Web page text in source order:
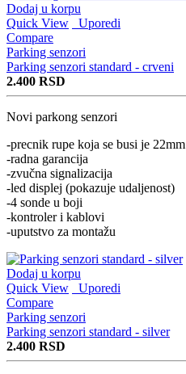
Dodaj u korpu
Quick View
Uporedi
Compare
Parking senzori
Parking senzori standard - crveni
2.400 RSD
Novi parkong senzori
-precnik rupe koja se busi je 22mm
-radna garancija
-zvučna signalizacija
-led displej (pokazuje udaljenost)
-4 sonde u boji
-kontroler i kablovi
-uputstvo za montažu
Dodaj u korpu
Quick View
Uporedi
Compare
Parking senzori
Parking senzori standard - silver
2.400 RSD